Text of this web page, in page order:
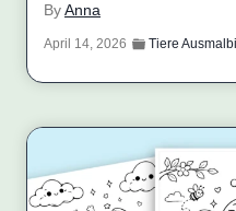
ByAnna
April 14, 2026 Tiere